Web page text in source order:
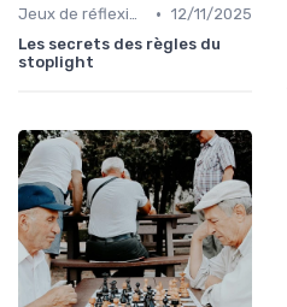
Jeux de réflexion et logique • 12/11/2025
Les secrets des règles du
stoplight